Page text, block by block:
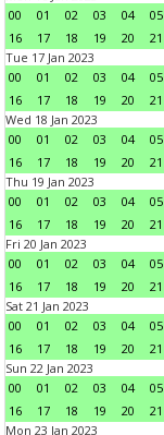
00
01 02 03 04 05
16
17 18 19 20 21
Tue 17 Jan 2023
00
01 02 03 04 05
16
17 18 19 20 21
Wed 18 Jan 2023
00
01 02 03 04 05
16
17 18 19 20 21
Thu 19 Jan 2023
00
01 02 03 04 05
16
17 18 19 20 21
Fri 20 Jan 2023
00
01 02 03 04 05
16
17 18 19 20 21
Sat 21 Jan 2023
00
01 02 03 04 05
16
17 18 19 20 21
Sun 22 Jan 2023
00
01 02 03 04 05
16
17 18 19 20 21
Mon 23 Jan 2023